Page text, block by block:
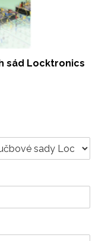
sád Locktronics